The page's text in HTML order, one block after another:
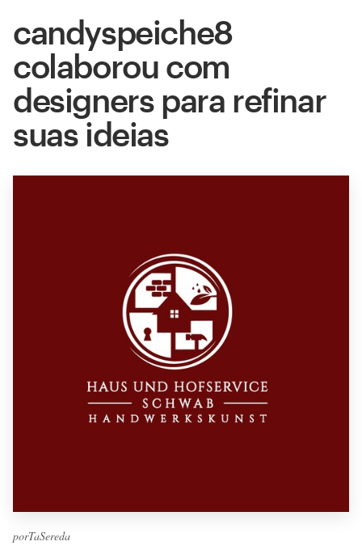
candyspeiche8
colaborou com
designers para refinar
suas ideias
porTaSereda